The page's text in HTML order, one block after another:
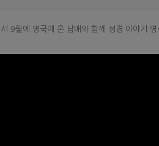
9월에 영국에 온 남매와 함께 성경 이야기 영